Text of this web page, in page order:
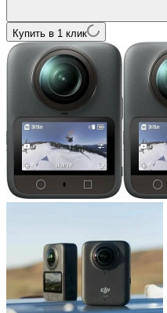
Купить в 1 клик